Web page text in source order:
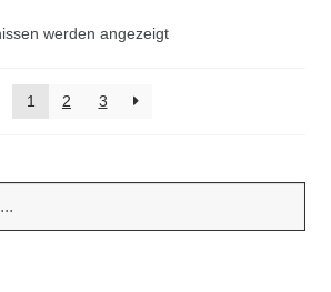
gewählt
werden angezeigtNach
1
2 3